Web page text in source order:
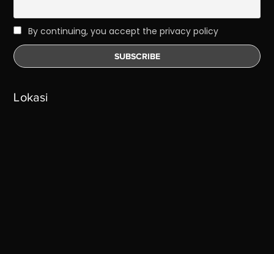
By continuing, you accept the privacy policy
Lokasi